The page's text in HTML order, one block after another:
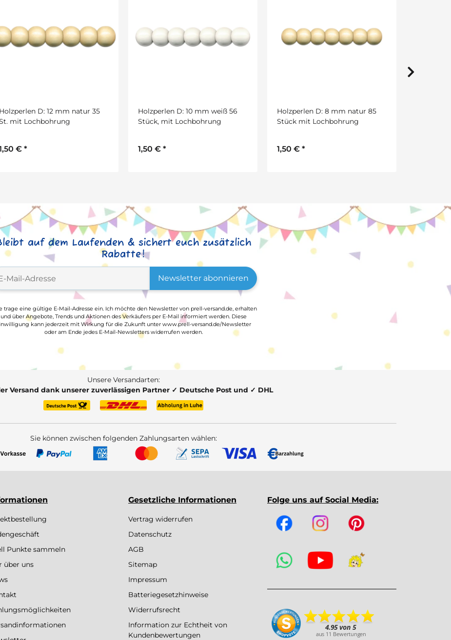
Holzperlen D: 10 mm weiß 56
mit Lochbohrung
€ *
Holzperlen D: 8 mm natur 85
Stück mit Lochbohrung
1,50 € *
auf dem Laufenden & sichert euch zusätzlich
Rabatte!
Newsletter abonnieren
trage eine gültige E-Mail-Adresse ein. Ich möchte den Newsletter von prell-versand.de, erhalten
und über Angebote, Trends und Aktionen des Verkäufers per E-Mail informiert werden. Diese
kann jederzeit mit Wirkung für die Zukunft unter www.prell-versand.de/Newsletter
oder am Ende jedes E-Mail-Newsletters widerrufen werden.
Unsere Versandarten:
Versand dank unserer zuverlässigen Partner ✓ Deutsche Post und ✓ DHL
Sie können zwischen folgenden Zahlungsarten wählen:
Punkte sammeln
über uns
Gesetzliche Informationen
Vertrag widerrufen
Datenschutz
AGB
Sitemap
Impressum
Batteriegesetzhinweise
Widerrufsrecht
Information zur Echtheit von
Kundenbewertungen
Folge uns auf Social Media: